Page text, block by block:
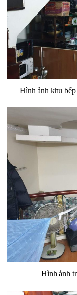
Hình ảnh khu
Hình ảnh